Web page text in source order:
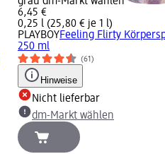
6,45 €
0,25 l (25,80 € je 1 l)
PLAYBOYFeeling Flirty
250 ml
(61)
Hinweise
Nicht lieferbar
dm-Markt wählen